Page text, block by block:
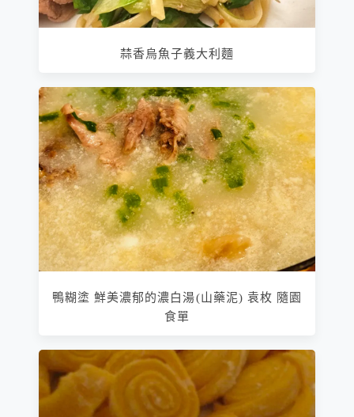
蒜香烏魚子義大利麵
鴨糊塗 鮮美濃郁的濃白湯(山藥泥) 袁枚 隨園
食單